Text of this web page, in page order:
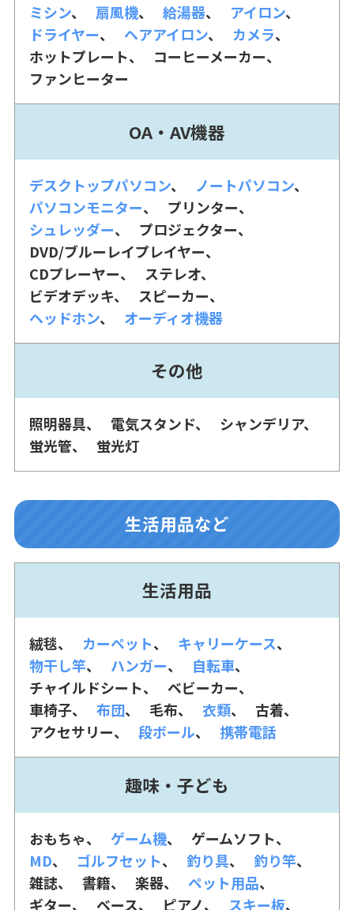
ミシン 扇風機 給湯器
アイロン
ドライヤー
ヘアアイロン
カメラ
ホットプレート
コーヒーメーカー
ファンヒーター
OA・AV機器
デスクトップパソコン
ノートパソコン
パソコンモニター
プリンター
シュレッダー
プロジェクター
DVD/ブルーレイプレイヤー
CDプレーヤー
ステレオ
ビデオデッキ
スピーカー
ヘッドホン
オーディオ機器
その他
照明器具 電気スタンド
シャンデリア
蛍光管
蛍光灯
生活用品など
生活用品
絨毯 カーペット
キャリーケース
物干し竿
ハンガー
自転車
チャイルドシート
ベビーカー
車椅子
布団 毛布 衣類
古着
アクセサリー
段ボール 携帯電話
趣味・子ども
おもちゃ ゲーム機
ゲームソフト
MD
ゴルフセット 釣り具
釣り竿
雑誌
書籍 楽器
ペット用品
ギター
ベース ピアノ スキー板